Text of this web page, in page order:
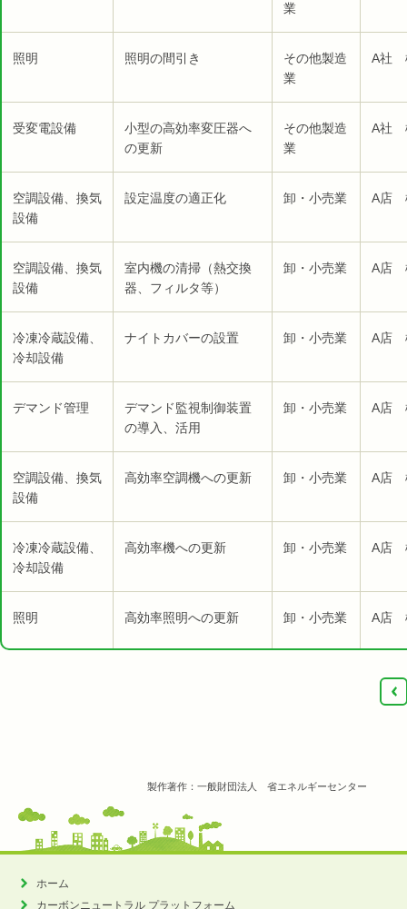
業
照明 照明の間引き
その他製造
業
A社
受変電設備
小型の高効率変圧器へ
の更新
その他製造
業
A社
空調設備、換気
設備
設定温度の適正化 卸・小売業 A店
空調設備、換気
設備
室内機の清掃（熱交換
器、フィルタ等）
卸・小売業 A店
冷凍冷蔵設備、
冷却設備
ナイトカバーの設置 卸・小売業 A店
デマンド管理
デマンド監視制御装置
の導入、活用
卸・小売業 A店
空調設備、換気
設備
高効率空調機への更新 卸・小売業 A店
冷凍冷蔵設備、
冷却設備
高効率機への更新 卸・小売業 A店
照明 高効率照明への更新 卸・小売業 A店
‹
製作著作：一般財団法人 省エネルギーセンター
ホーム
カーボンニュートラル プラットフォーム